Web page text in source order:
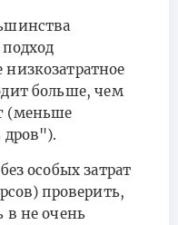
больше, чем
(меньше
дров").
особых затрат
проверить,
в не очень